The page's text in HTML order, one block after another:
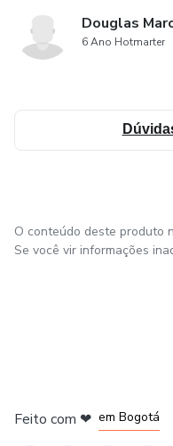
sua finalidade.Douglas
6 Ano Hotmarter
O conteúdo deste produto
Se você vir informações
Feito com ❤ em Bogotá